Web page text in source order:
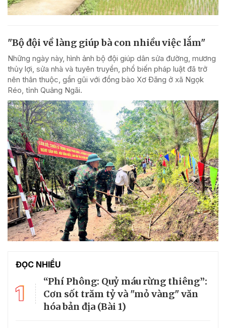
"Bộ đội về làng giúp bà con nhiều việc lắm"
Những ngày này, hình ảnh bộ đội giúp dân sửa đường, mương
thủy lợi, sửa nhà và tuyên truyền, phổ biến pháp luật đã trở
nên thân thuộc, gần gũi với đồng bào Xơ Đăng ở xã Ngọk
Réo, tỉnh Quảng Ngãi.
ĐỌC NHIỀU
1
“Phí Phông: Quỷ máu rừng thiêng”:
Cơn sốt trăm tỷ và "mỏ vàng" văn
hóa bản địa (Bài 1)